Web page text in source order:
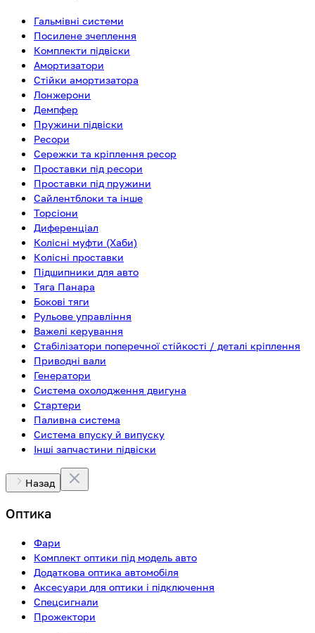
Гальмівні системи
Посилене зчеплення
Комплекти підвіски
Амортизатори
Стійки амортизатора
Лонжерони
Демпфер
Пружини підвіски
Ресори
Сережки та кріплення ресор
Проставки під ресори
Проставки під пружини
Сайлентблоки та інше
Торсіони
Диференціал
Колісні муфти (Хаби)
Колісні проставки
Підшипники для авто
Тяга Панара
Бокові тяги
Рульове управління
Важелі керування
Стабілізатори поперечної стійкості / деталі кріплення
Приводні вали
Генератори
Система охолодження двигуна
Стартери
Паливна система
Система впуску й випуску
Інші запчастини підвіски
Назад
Оптика
Фари
Комплект оптики під модель авто
Додаткова оптика автомобіля
Аксесуари для оптики і підключення
Спецсигнали
Прожектори